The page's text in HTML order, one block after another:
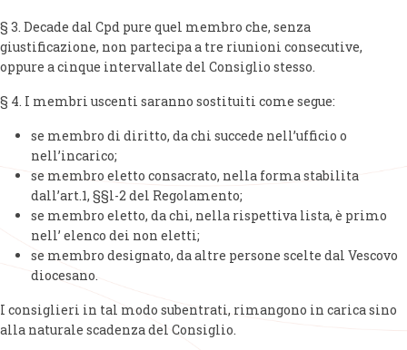
§ 3. Decade dal Cpd pure quel membro che, senza
giustificazione, non partecipa a tre riunioni consecutive,
oppure a cinque intervallate del Consiglio stesso.
§ 4. I membri uscenti saranno sostituiti come segue:
se membro di diritto, da chi succede nell’ufficio o
nell’incarico;
se membro eletto consacrato, nella forma stabilita
dall’art.1, §§l-2 del Regolamento;
se membro eletto, da chi, nella rispettiva lista, è primo
nell’ elenco dei non eletti;
se membro designato, da altre persone scelte dal Vescovo
diocesano.
I consiglieri in tal modo subentrati, rimangono in carica sino
alla naturale scadenza del Consiglio.